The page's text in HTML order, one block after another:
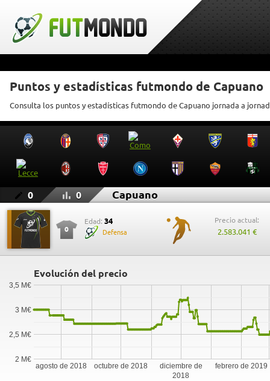
Puntos y estadísticas futmondo de Capuano
Consulta los puntos y estadísticas futmondo de Capuano jornada a
0 0 Capuano
0
Edad: 34
Defensa
Precio actual:
2.583.041 €
Evolución del precio
agosto de 2018 octubre de 2018
diciembre de
2018
febrero de 2019
2 M€
2,5 M€
3 M€
3,5 M€